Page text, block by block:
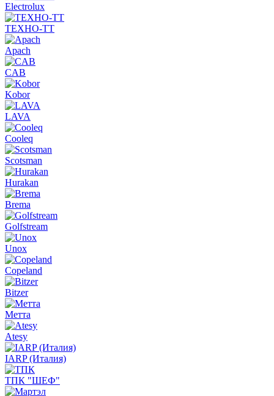
Electrolux
ТЕХНО-ТТ
Apach
CAB
Kobor
LAVA
Cooleq
Scotsman
Hurakan
Brema
Golfstream
Unox
Copeland
Bitzer
Метта
Atesy
IARP (Италия)
ТПК "ШЕФ"